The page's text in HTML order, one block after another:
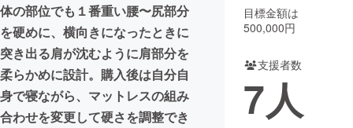
CAMPFIREふるさと納税machi-ya コミュニティ
体の部位でも１番重い腰〜尻部分
を硬めに、横向きになったときに
突き出る肩が沈むように肩部分を
柔らかめに設計。購入後は自分自
身で寝ながら、マットレスの組み
合わせを変更して硬さを調整でき
目標金額は
500,000円
支援者数
7人